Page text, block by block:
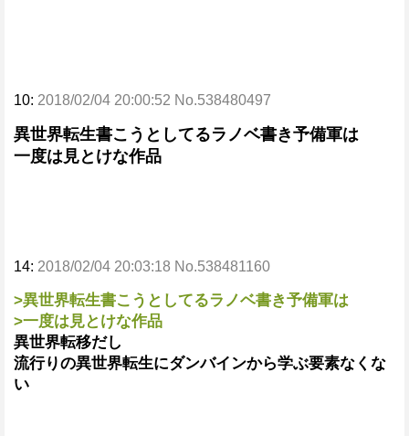
10: 2018/02/04 20:00:52 No.538480497
異世界転生書こうとしてるラノベ書き予備軍は
一度は見とけな作品
14: 2018/02/04 20:03:18 No.538481160
>異世界転生書こうとしてるラノベ書き予備軍は
>一度は見とけな作品
異世界転移だし
流行りの異世界転生にダンバインから学ぶ要素なくな
い